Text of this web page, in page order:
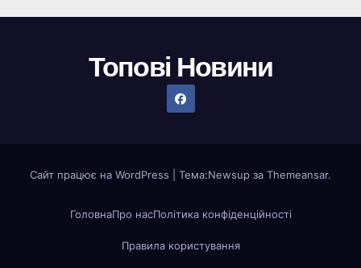
Топові Новини
Сайт працює на WordPress Тема:Newsup за Themeansar.
ГоловнаПро насПолітика конфіденційності
Правила користування